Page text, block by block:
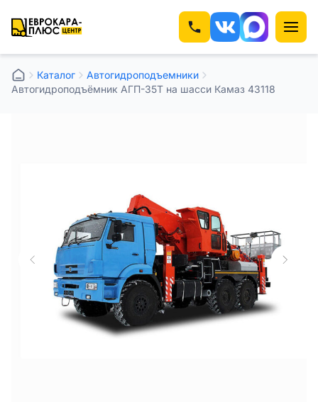
Каталог
Автогидроподъемники
Автогидроподъёмник АГП-35Т на шасси Камаз 43118